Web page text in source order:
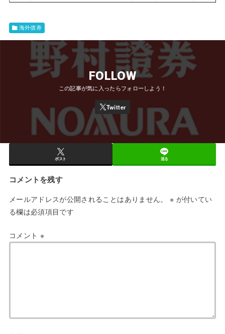
海外債券
FOLLOW
ポスト 送る
コメントを残す
メールアドレスが公開されることはありません。 ※ が付いてい
る欄は必須項目です
コメント ※